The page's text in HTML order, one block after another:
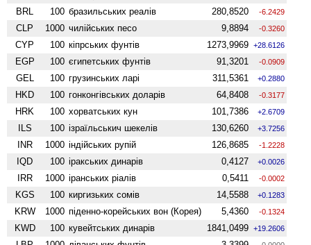
BRL 100 бразильських реалів 280,8520 -6.2429
CLP 1000 чилійських песо 9,8894 -0.3260
CYP 100 кіпрських фунтів 1273,9969 +28.6126
EGP 100 єгипетських фунтів 91,3201 -0.0909
GEL 100 грузинських ларі 311,5361 +0.2880
HKD 100 гонконгівських доларів 64,8408 -0.3177
HRK 100 хорватських кун 101,7386 +2.6709
ILS 100 ізраїльськич шекелів 130,6260 +3.7256
INR 1000 індійських рупій 126,8685 -1.2228
IQD 100 іракських динарів 0,4127 +0.0026
IRR 1000 іранських ріалів 0,5411 -0.0002
KGS 100 киргизьких сомів 14,5588 +0.1283
KRW 1000 піденно-корейських вон (Корея) 5,4360 -0.1324
KWD 100 кувейтських динарів 1841,0499 +19.2606